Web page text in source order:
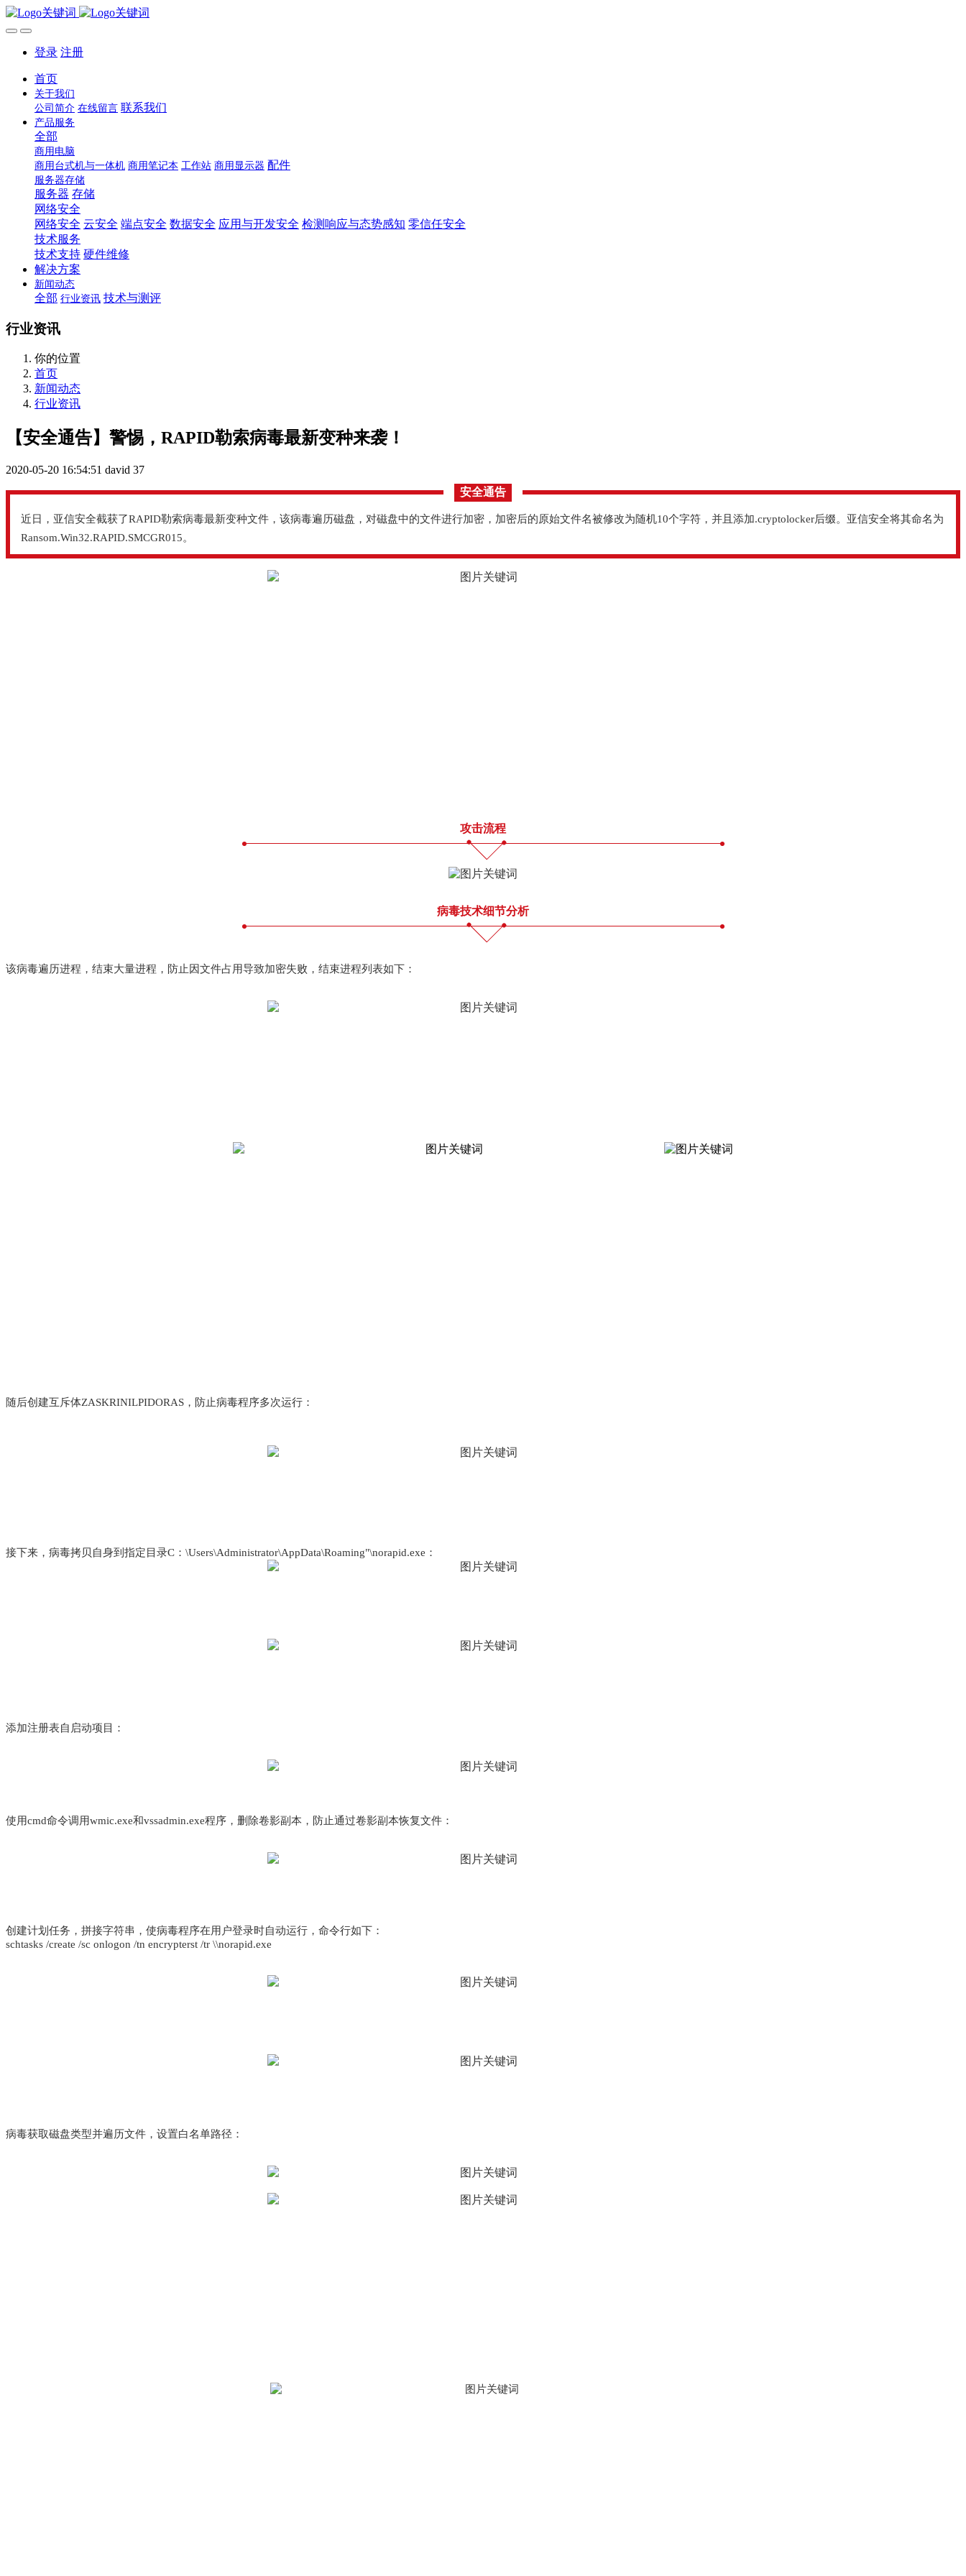
登录 注册
首页
关于我们
公司简介 在线留言 联系我们
产品服务
全部
商用电脑
商用台式机与一体机 商用笔记本 工作站 商用显示器 配件
服务器存储
服务器 存储
网络安全
网络安全 云安全 端点安全 数据安全 应用与开发安全 检测响应与态势感知 零信任安全
技术服务
技术支持 硬件维修
解决方案
新闻动态
全部 行业资讯 技术与测评
行业资讯
你的位置
首页
新闻动态
行业资讯
【安全通告】警惕，RAPID勒索病毒最新变种来袭！
2020-05-20 16:54:51 david 37
安全通告
近日，亚信安全截获了RAPID勒索病毒最新变种文件，该病毒遍历磁盘，对磁盘中的文件进行加密，加密后的原始文件名被修改为随机10个字符，并且添加.cryptolocker后缀。亚信安全将其命名为
Ransom.Win32.RAPID.SMCGR015。
攻击流程
病毒技术细节分析
该病毒遍历进程，结束大量进程，防止因文件占用导致加密失败，结束进程列表如下：
随后创建互斥体ZASKRINILPIDORAS，防止病毒程序多次运行：
接下来，病毒拷贝自身到指定目录C：\Users\Administrator\AppData\Roaming"\norapid.exe：
添加注册表自启动项目：
使用cmd命令调用wmic.exe和vssadmin.exe程序，删除卷影副本，防止通过卷影副本恢复文件：
创建计划任务，拼接字符串，使病毒程序在用户登录时自动运行，命令行如下：
schtasks /create /sc onlogon /tn encrypterst /tr \\norapid.exe
病毒获取磁盘类型并遍历文件，设置白名单路径：